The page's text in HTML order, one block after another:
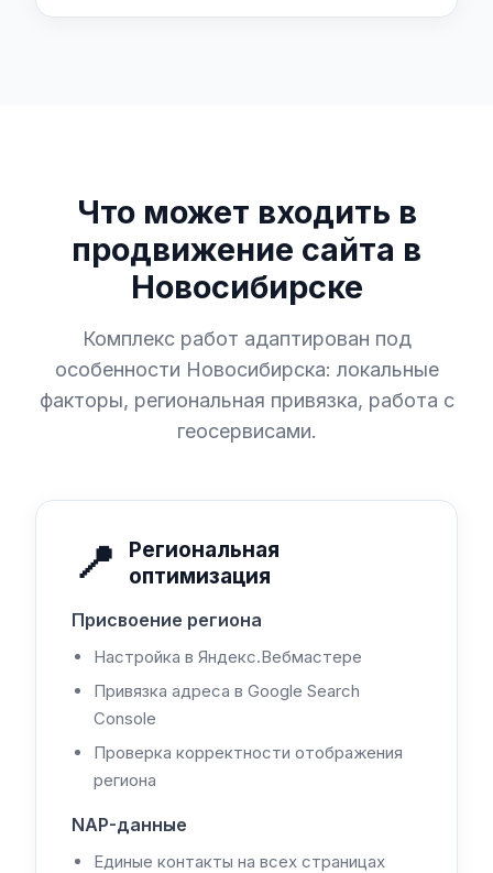
Что может входить в
продвижение сайта в
Новосибирске
Комплекс работ адаптирован под
особенности Новосибирска: локальные
факторы, региональная привязка, работа с
геосервисами.
📍
Региональная
оптимизация
Присвоение региона
Настройка в Яндекс.Вебмастере
Привязка адреса в Google Search
Console
Проверка корректности отображения
региона
NAP-данные
Единые контакты на всех страницах